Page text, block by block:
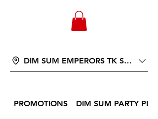
WONGANDMEAS.COM
DIM SUM EMPERORS TK ST 566
PROMOTIONS DIM SUM PARTY